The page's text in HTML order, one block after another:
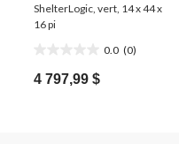
ShelterLogic, vert, 14 x 44 x
16 pi
0.0 (0)
étoile(s)
4 797,99 $